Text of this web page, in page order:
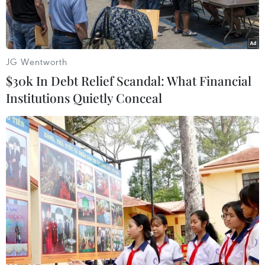
Tổng thống Nga Vladimir Putin. (Nguồn: Reuters)
Ngành công nghiệp máy bay không người lái
của Nga "rất có triển vọng và quan trọng," có thể
đạt giá trị 1.000 tỷ ruble (12,2 tỷ USD).
JG Wentworth
$30k In Debt Relief Scandal: What Financial
Institutions Quietly Conceal